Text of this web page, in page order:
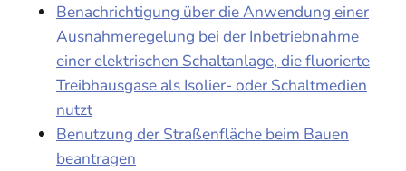
Benachrichtigung über die Anwendung einer
Ausnahmeregelung bei der Inbetriebnahme
einer elektrischen Schaltanlage, die fluorierte
Treibhausgase als Isolier- oder Schaltmedien
nutzt
Benutzung der Straßenfläche beim Bauen
beantragen